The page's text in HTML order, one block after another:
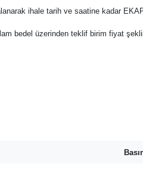
ihale tarih ve saatine kadar
bedel üzerinden teklif birim fiyat